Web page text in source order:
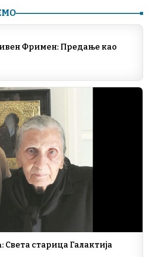
e
a
er at
A
p
ai p
Li
k
Фримен: Предање као
Света старица Галактија